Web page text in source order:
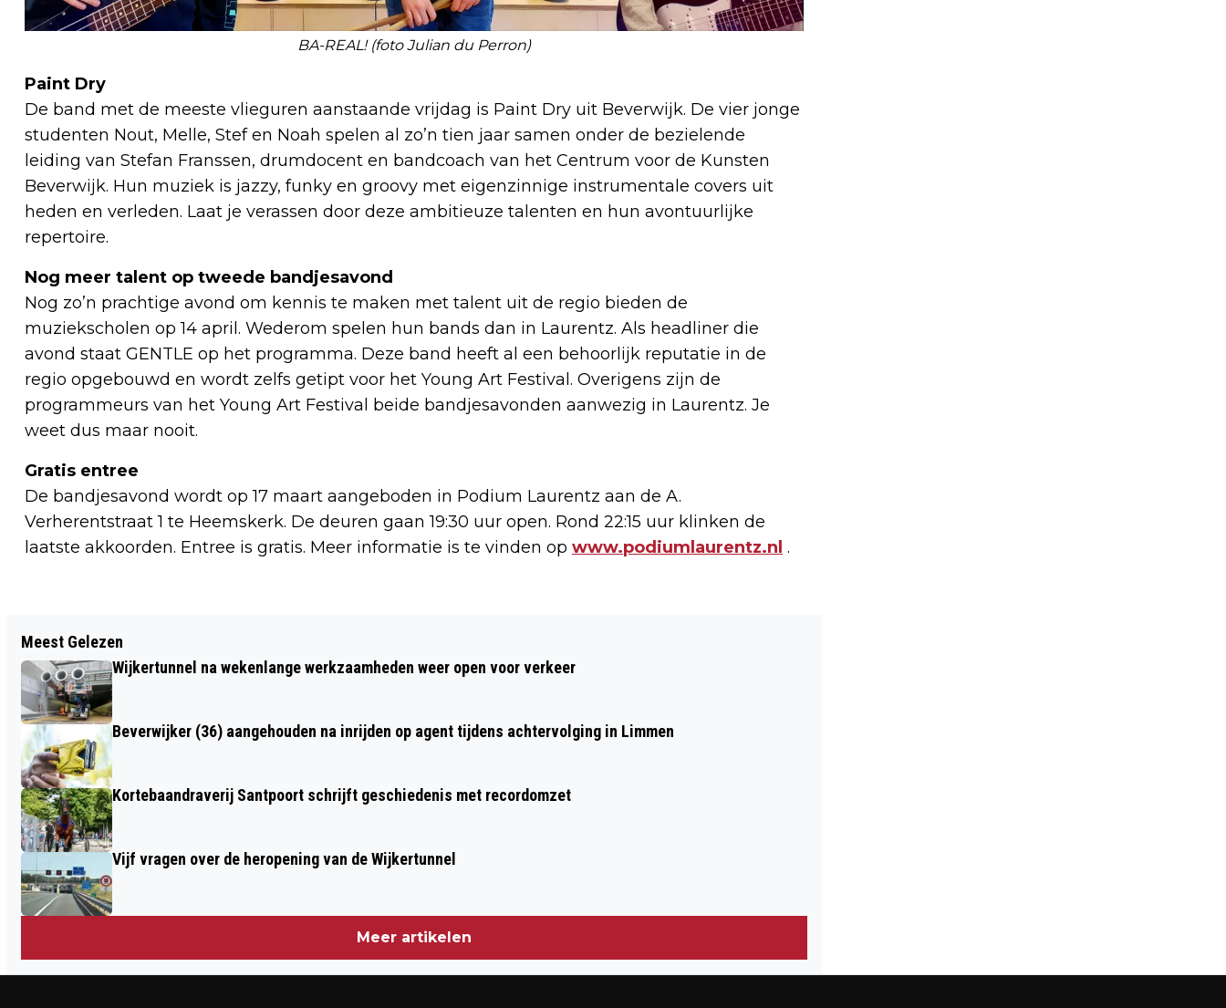
BA-REAL! (foto Julian du Perron)
Paint Dry
De band met de meeste vlieguren aanstaande vrijdag is Paint Dry uit Beverwijk. De vier jonge
studenten Nout, Melle, Stef en Noah spelen al zo’n tien jaar samen onder de bezielende
leiding van Stefan Franssen, drumdocent en bandcoach van het Centrum voor de Kunsten
Beverwijk. Hun muziek is jazzy, funky en groovy met eigenzinnige instrumentale covers uit
heden en verleden. Laat je verassen door deze ambitieuze talenten en hun avontuurlijke
repertoire.
Nog meer talent op tweede bandjesavond
Nog zo’n prachtige avond om kennis te maken met talent uit de regio bieden de
muziekscholen op 14 april. Wederom spelen hun bands dan in Laurentz. Als headliner die
avond staat GENTLE op het programma. Deze band heeft al een behoorlijk reputatie in de
regio opgebouwd en wordt zelfs getipt voor het Young Art Festival. Overigens zijn de
programmeurs van het Young Art Festival beide bandjesavonden aanwezig in Laurentz. Je
weet dus maar nooit.
Gratis entree
De bandjesavond wordt op 17 maart aangeboden in Podium Laurentz aan de A.
Verherentstraat 1 te Heemskerk. De deuren gaan 19:30 uur open. Rond 22:15 uur klinken de
laatste akkoorden. Entree is gratis. Meer informatie is te vinden op www.podiumlaurentz.nl .
BACHZONDERPRUIK IN CAFÉ DE ZON
AANGEKONDIGDE DOOD’ IN KENNEMER
Meest Gelezen
Wijkertunnel na wekenlange werkzaamheden weer open voor verkeer
Beverwijker (36) aangehouden na inrijden op agent tijdens achtervolging in Limmen
Kortebaandraverij Santpoort schrijft geschiedenis met recordomzet
Vijf vragen over de heropening van de Wijkertunnel
Meer artikelen